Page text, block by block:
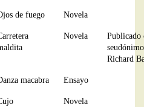
de fuego Novela
Novela
Publicado
Richard
macabra Ensayo
Novela